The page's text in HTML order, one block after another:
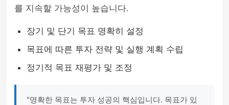
를 지속할 가능성이 높습니다.
장기 및 단기 목표 명확히 설정
목표에 따른 투자 전략 및 실행 계획 수립
정기적 목표 재평가 및 조정
"명확한 목표는 투자 성공의 핵심입니다. 목표가 있